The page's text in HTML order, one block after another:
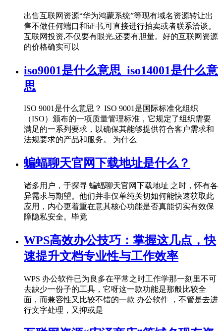
出售互联网资源“华为鸿蒙系统”等现有域名资源转让出
售不做任何端口和证书,可直接进行拍卖或者联系洽谈。
互联网投资,不仅要有眼光,还要有胆量。好的互联网资源
的价格确实可以
iso9001是什么意思_iso14001是什么意
思
ISO 9001是什么意思？ ISO 9001是国际标准化组织
（ISO）颁布的一项质量管理标准，它规定了组织需要
满足的一系列要求，以确保其能够提供符合客户需求和
法规要求的产品和服务。 为什么
蝙蝠聊天官网下载地址是什么？
诸多用户，于探寻 蝙蝠聊天官网下载地址 之时，怀有各
异需求与期望。他们并非仅单纯关切如何能快速获取此
应用，内心更着重在意其核心功能是否真能切实有效保
障隐私安全。毕竟
WPS高效办公技巧：掌握这几点，快
速提升文档专业性与工作效率
WPS 办公软件已为良多在平常之时工作学那一刻里不可
去缺少一份子的工具，它呀这一款功能是那般比较全
面，而兼容性又比较不错的一款 办公软件 ，不管是去进
行文字处理，又抑或是